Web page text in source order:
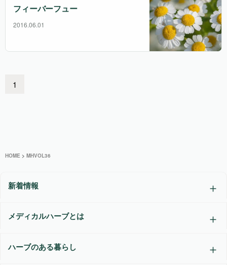
フィーバーフュー
2016.06.01
1
HOME > MHVOL36
新着情報
メディカルハーブとは
ハーブのある暮らし